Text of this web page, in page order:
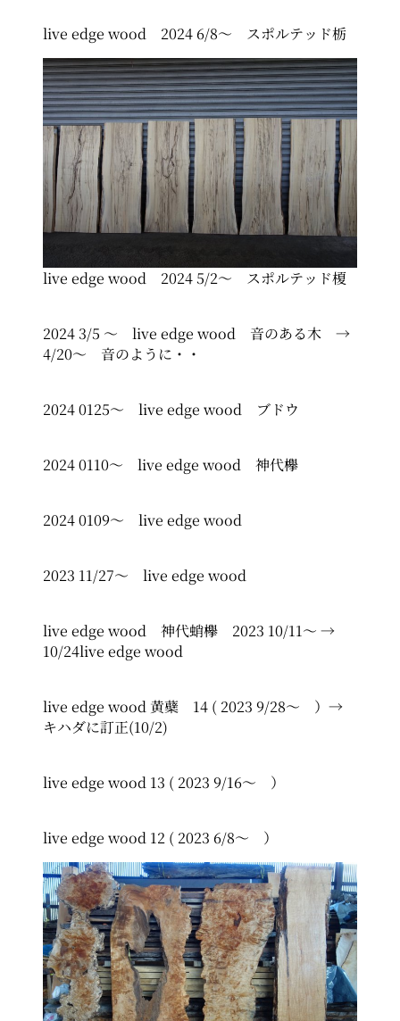
live edge wood 2024 6/8～ スポルテッド栃
live edge wood 2024 5/2～ スポルテッド榎
2024 3/5 ～ live edge wood 音のある木 →
4/20～ 音のように・・
2024 0125～ live edge wood ブドウ
2024 0110～ live edge wood 神代欅
2024 0109～ live edge wood
2023 11/27～ live edge wood
live edge wood 神代蛸欅 2023 10/11～ →
10/24live edge wood
live edge wood 黄蘗 14 ( 2023 9/28～ ）→
キハダに訂正(10/2)
live edge wood 13 ( 2023 9/16～ ）
live edge wood 12 ( 2023 6/8～ ）